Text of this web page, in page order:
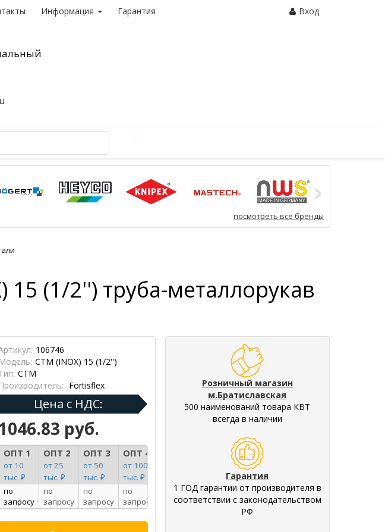
Информация Гарантия Вход
посмотреть все бренды
(1/2'') труба-металлорукав
106746
Модель: СТМ (INOX) 15 (1/2'')
СТМ
Производитель: Fortisflex
Цена с НДС:
руб.
ОПТ 1
от 10
тыс. ₽
ОПТ 2
от 25
тыс. ₽
ОПТ 3
от 50
тыс. ₽
ОПТ 4
от 100
тыс. ₽
по
запросу
по
запросу
по
запросу
по
запросу
Розничный магазин
м.Братиславская
500 наименований товара КВТ
всегда в наличии
Гарантия
1 ГОД гарантии от производителя в
соответствии с законодательством
РФ